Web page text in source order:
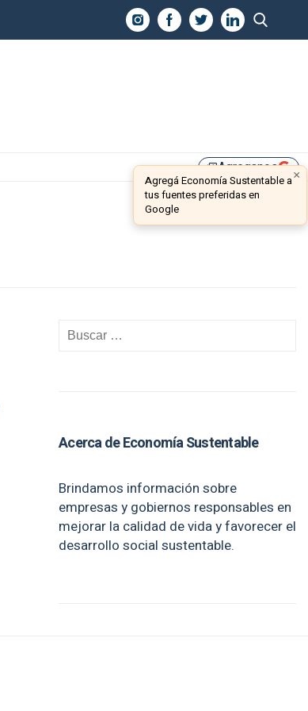
library_addAgreganos ×
Agregá Economía Sustentable a
tus fuentes preferidas en
Google
Acerca de Economía Sustentable
Brindamos información sobre
empresas y gobiernos responsables en
mejorar la calidad de vida y favorecer el
desarrollo social sustentable.